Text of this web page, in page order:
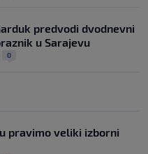
predvodi dvodnevni
u Sarajevu
0
pravimo veliki izborni